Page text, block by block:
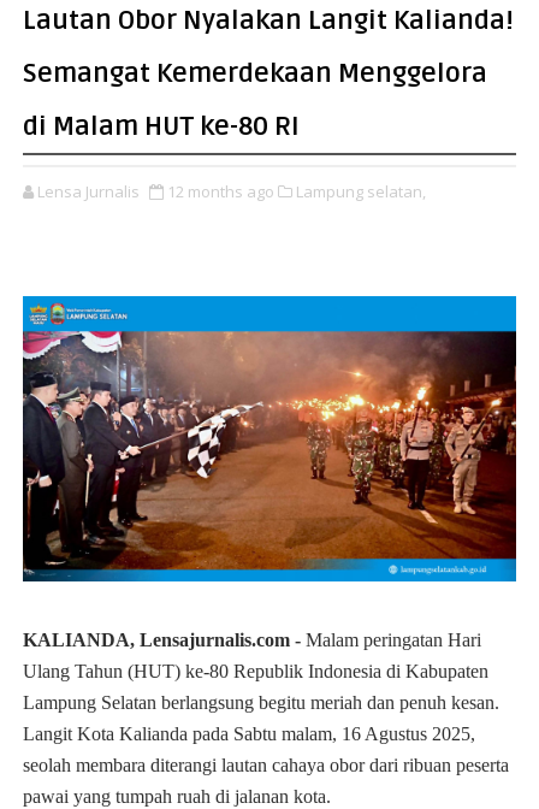
Lautan Obor Nyalakan Langit Kalianda!
Semangat Kemerdekaan Menggelora
di Malam HUT ke-80 RI
Lensa Jurnalis 12 months ago Lampung selatan,
KALIANDA, Lensajurnalis.com -Malam peringatan Hari
Ulang Tahun (HUT) ke-80 Republik Indonesia di Kabupaten
Lampung Selatan berlangsung begitu meriah dan penuh kesan.
Langit Kota Kalianda pada Sabtu malam, 16 Agustus 2025,
seolah membara diterangi lautan cahaya obor dari ribuan peserta
pawai yang tumpah ruah di jalanan kota.